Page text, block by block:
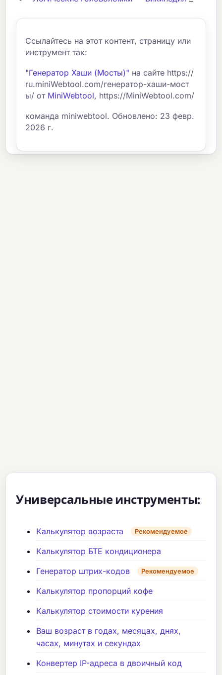
Ссылайтесь на этот контент, страницу или
инструмент так:
"Генератор Хаши (Мосты)" на сайте https://
ru.miniWebtool.com/генератор-хаши-мост
ы/ от MiniWebtool, https://MiniWebtool.com/
команда miniwebtool. Обновлено: 23 февр.
2026 г.
Универсальные инструменты:
Калькулятор возраста Рекомендуемое
Калькулятор БТЕ кондиционера
Генератор штрих-кодов
Рекомендуемое
Калькулятор пропорций кофе
Калькулятор стоимости курения
Ваш возраст в годах, месяцах, днях,
часах, минутах и секундах
Конвертер IP-адреса в двоичный код